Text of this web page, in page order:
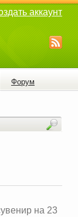
аккаунт
Форум
на 23